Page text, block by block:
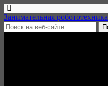
Занимательная робототехника